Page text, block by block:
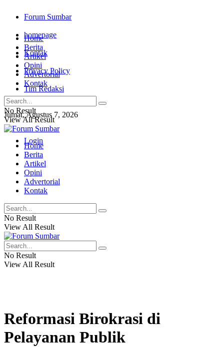
Forum Sumbar
homepage
Kontak
Privacy Policy
Tim Redaksi
Jumat, Agustus 7, 2026
Login
Home
Berita
Artikel
Opini
Advertorial
Kontak
No Result
View All Result
Home
Berita
Artikel
Opini
Advertorial
Kontak
No Result
View All Result
No Result
View All Result
Reformasi Birokrasi di
Pelayanan Publik